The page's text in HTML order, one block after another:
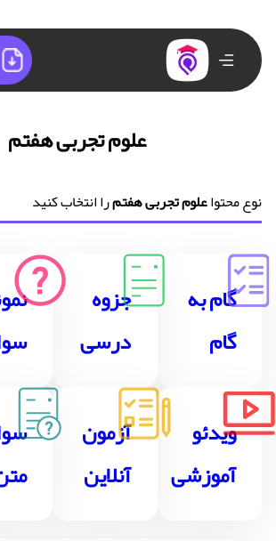
علوم تجربی هفتم
نوع محتواعلوم تجربی هفتمرا انتخاب کنید
گام به
گام
جزوه
درسی
ویدئو
آموزشی
آزمون
آنلاین